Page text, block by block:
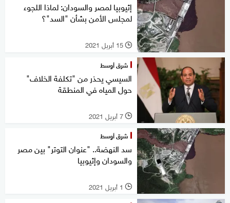
إثيوبيا لمصر والسودان: لماذا اللجوء
لمجلس الأمن بشأن "السد"؟
l 15 أبريل 2021
شرق أوسط
السيسي يحذر من "تكلفة الخلاف"
حول المياه في المنطقة
l 7 أبريل 2021
شرق أوسط
سد النهضة.. "عنوان التوتر" بين مصر
والسودان وإثيوبيا
l 1 أبريل 2021